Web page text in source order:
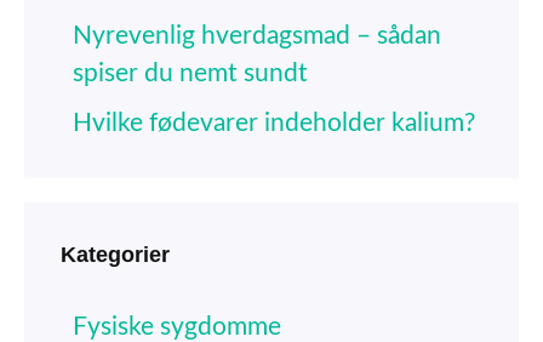
Nyrevenlig hverdagsmad – sådan
spiser du nemt sundt
Hvilke fødevarer indeholder kalium?
Kategorier
Fysiske sygdomme